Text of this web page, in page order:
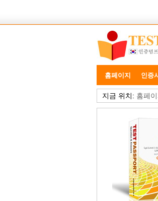
홈페이지 인증
지금 위치: 홈페